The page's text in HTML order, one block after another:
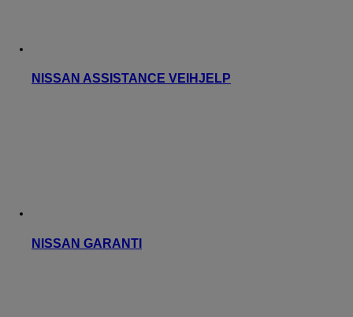
NISSAN ASSISTANCE VEIHJELP
NISSAN GARANTI